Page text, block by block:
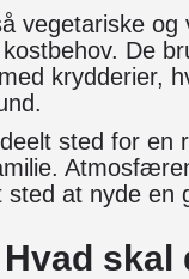
vegetariske og
De
krydderier,
sted for en
at nyde en
skal